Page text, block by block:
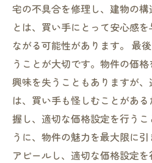
宅の不具合を修理し、建物の
とは、買い手にとって安心感
ながる可能性があります。 最
うことが大切です。物件の価
興味を失うこともありますが
は、買い手も怪しむことがあ
握し、適切な価格設定を行う
うに、物件の魅力を最大限に
アピールし、適切な価格設定